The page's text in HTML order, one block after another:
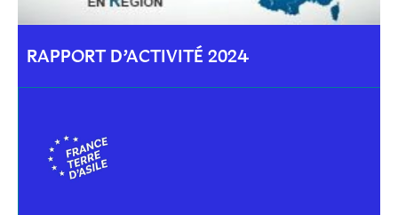
RAPPORT D’ACTIVITÉ 2024